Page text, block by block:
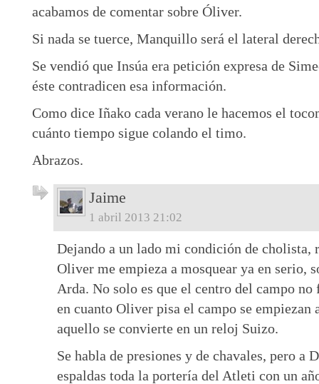
acabamos de comentar sobre Óliver.
Si nada se tuerce, Manquillo será el lateral
Se vendió que Insúa era petición expresa de
éste contradicen esa información.
Como dice Iñako cada verano le hacemos el
cuánto tiempo sigue colando el timo.
Abrazos.
Jaime
1 abril 2013 21:02
Dejando a un lado mi condición de cholista,
Oliver me empieza a mosquear ya en serio,
Arda. No solo es que el centro del campo
en cuanto Oliver pisa el campo se empiezan
aquello se convierte en un reloj Suizo.
Se habla de presiones y de chavales, pero a
espaldas toda la portería del Atleti con un